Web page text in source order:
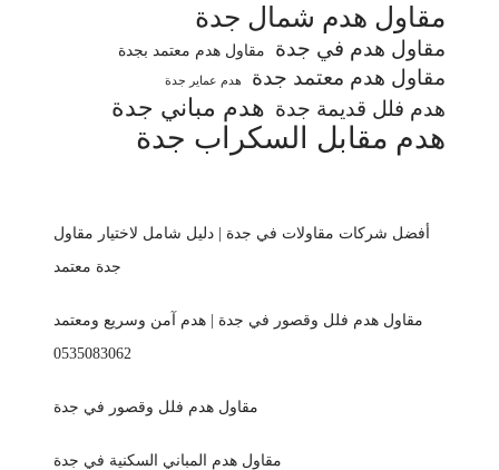
مقاول هدم شمال جدة
مقاول هدم في جدة مقاول هدم معتمد بجدة
مقاول هدم معتمد جدة هدم عماير جدة
هدم فلل قديمة جدة هدم مباني جدة
هدم مقابل السكراب جدة
أفضل شركات مقاولات في جدة | دليل شامل لاختيار مقاول
جدة معتمد
مقاول هدم فلل وقصور في جدة | هدم آمن وسريع ومعتمد
0535083062
مقاول هدم فلل وقصور في جدة
مقاول هدم المباني السكنية في جدة